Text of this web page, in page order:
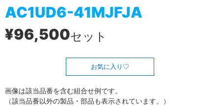
AC1UD6-41MJFJA
¥96,500セット
お気に入り
画像は該当品番を含む組合せ例です。
（該当品番以外の製品・部品も表示されています。）